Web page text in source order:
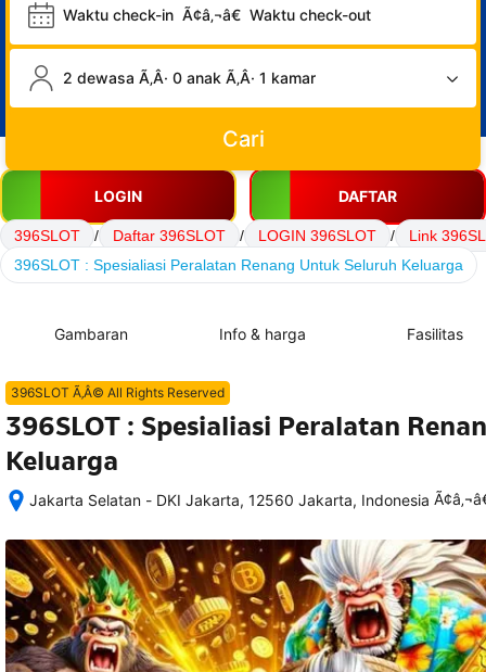
Waktu check-in Ã¢â‚¬â€ Waktu check-out
2 dewasa Ã‚Â· 0 anak Ã‚Â· 1 kamar
Cari
LOGIN DAFTAR
396SLOT / Daftar 396SLOT / LOGIN 396SLOT /
Link
396SLOT : Spesialiasi Peralatan Renang Untuk Seluruh Keluarga
Gambaran Info & harga Fasilitas
396SLOT Ã‚Â© All Rights Reserved
396SLOT : Spesialiasi Peralatan
Keluarga
Jakarta Selatan - DKI Jakarta, 12560 Jakarta, Indonesia
memesan,
semua
rincian
akomodasi
termasuk
nomor